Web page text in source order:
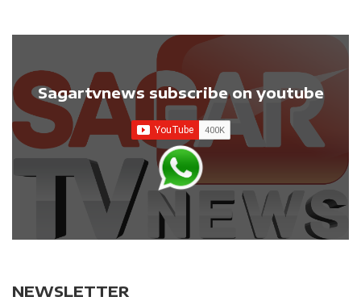
Sagartvnews subscribe on youtube
NEWSLETTER